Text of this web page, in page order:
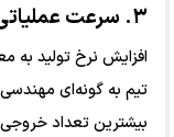
۳. سرعت عملیاتی بالا
افزایش نرخ تولید به
تیم به گونه‌ای
بیشترین تعداد